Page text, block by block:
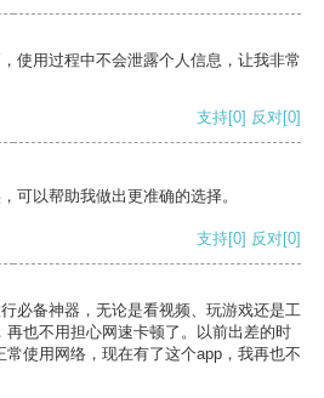
使用过程中不会泄露个人信息，让我非常
支持[0] 反对[0]
可以帮助我做出更准确的选择。
支持[0] 反对[0]
必备神器，无论是看视频、玩游戏还是工
也不用担心网速卡顿了。以前出差的时
使用网络，现在有了这个app，我再也不